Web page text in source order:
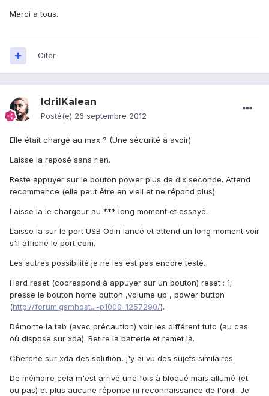
Merci a tous.
Citer
IdrilKalean
Posté(e) 26 septembre 2012
Elle était chargé au max ? (Une sécurité à avoir)
Laisse la reposé sans rien.
Reste appuyer sur le bouton power plus de dix seconde. Attend
recommence (elle peut être en vieil et ne répond plus).
Laisse la le chargeur au *** long moment et essayé.
Laisse la sur le port USB Odin lancé et attend un long moment voir
s'il affiche le port com.
Les autres possibilité je ne les est pas encore testé.
Hard reset (coorespond à appuyer sur un bouton) reset : 1;
presse le bouton home button ,volume up , power button
(http://forum.gsmhost...-p1000-1257290/).
Démonte la tab (avec précaution) voir les différent tuto (au cas
où dispose sur xda). Retire la batterie et remet là.
Cherche sur xda des solution, j'y ai vu des sujets similaires.
De mémoire cela m'est arrivé une fois à bloqué mais allumé (et
ou pas) et plus aucune réponse ni reconnaissance de l'ordi. Je